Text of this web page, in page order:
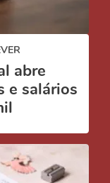
abre
e salários